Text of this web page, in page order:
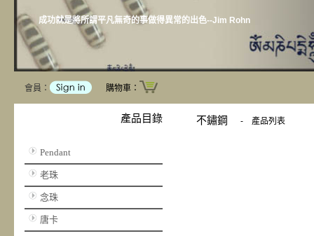
成功就是將所謂平凡無奇的事做得異常的出色--Jim Rohn
會員： 購物車：
產品目錄
Pendant
老珠
念珠
唐卡
不鏽鋼 - 產品列表